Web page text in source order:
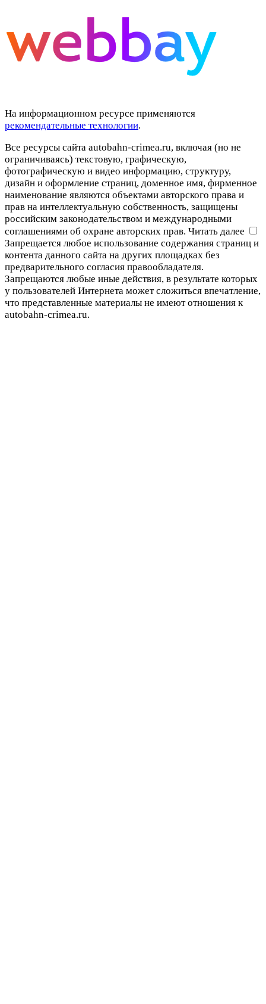
На информационном ресурсе применяются
рекомендательные технологии.
Все ресурсы сайта autobahn-crimea.ru, включая (но не
ограничиваясь) текстовую, графическую,
фотографическую и видео информацию, структуру,
дизайн и оформление страниц, доменное имя, фирменное
наименование являются объектами авторского права и
прав на интеллектуальную собственность, защищены
российским законодательством и международными
соглашениями об охране авторских прав. Читать далее
Запрещается любое использование содержания страниц и
контента данного сайта на других площадках без
предварительного согласия правообладателя.
Запрещаются любые иные действия, в результате которых
у пользователей Интернета может сложиться впечатление,
что представленные материалы не имеют отношения к
autobahn-crimea.ru.